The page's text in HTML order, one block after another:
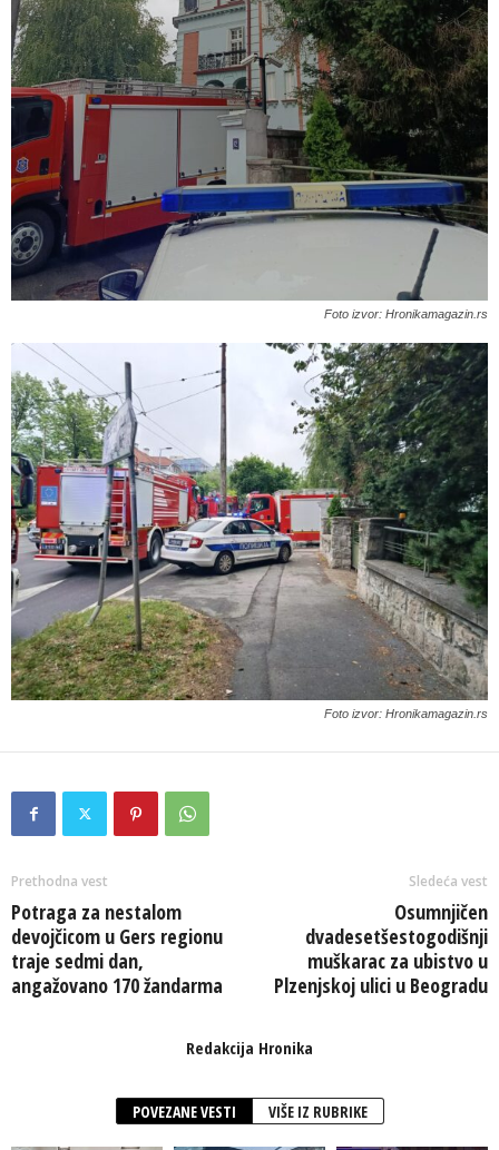
Foto izvor: Hronikamagazin.rs
Foto izvor: Hronikamagazin.rs
Prethodna vest
Potraga za nestalom
devojčicom u Gers regionu
traje sedmi dan,
angažovano 170 žandarma
Sledeća vest
Osumnjičen
dvadesetšestogodišnji
muškarac za ubistvo u
Plzenjskoj ulici u Beogradu
Redakcija Hronika
POVEZANE VESTI VIŠE IZ RUBRIKE